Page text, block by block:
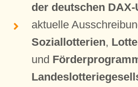
der deutschen
aktuelle
Soziallotterien,
und